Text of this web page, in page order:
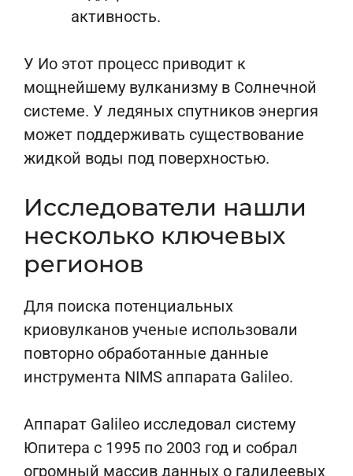
активность.
У Ио этот процесс приводит к
мощнейшему вулканизму в Солнечной
системе. У ледяных спутников энергия
может поддерживать существование
жидкой воды под поверхностью.
Исследователи нашли
несколько ключевых
регионов
Для поиска потенциальных
криовулканов ученые использовали
повторно обработанные данные
инструмента NIMS аппарата Galileo.
Аппарат Galileo исследовал систему
Юпитера с 1995 по 2003 год и собрал
огромный массив данных о галилеевых